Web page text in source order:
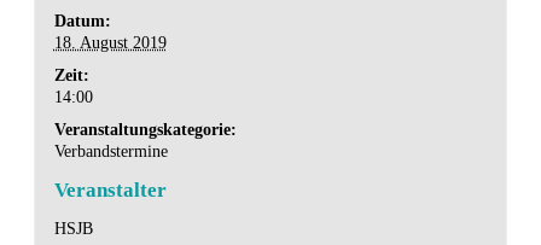
Datum:
18. August 2019
Zeit:
14:00
Veranstaltungskategorie:
Verbandstermine
Veranstalter
HSJB